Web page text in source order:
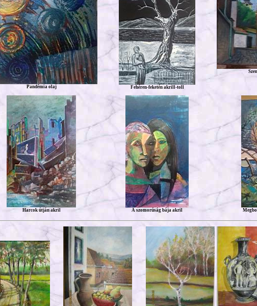
Pandémia olaj Fehéren-feketén akrill-toll
Harcok útján akril A szomorúság bája akril